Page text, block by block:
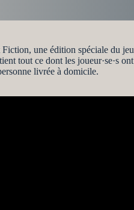
une édition spéciale du
tout ce dont les joueur·se·s
livrée à domicile.